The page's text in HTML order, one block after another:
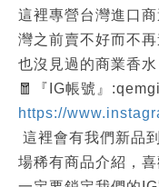
這裡專營台灣進口
灣之前賣不好而不
也沒見過的商業香
🧧『IG帳號』
https://
這裡會有我們新品
場稀有商品介紹，